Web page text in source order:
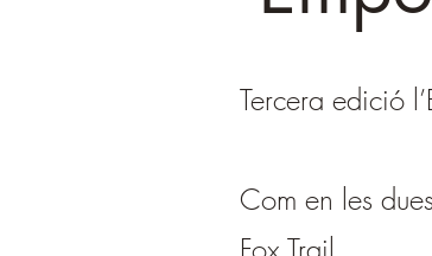
Tercera edició
Com en les